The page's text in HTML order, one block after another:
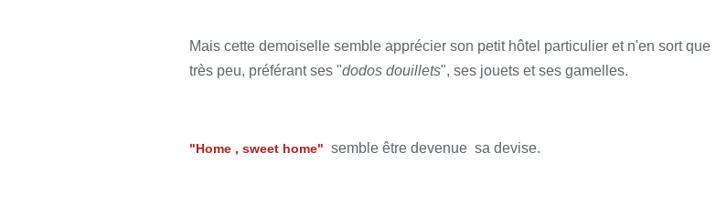
Mais cette demoiselle semble apprécier son petit hôtel particulier et n'en sort que
très peu, préférant ses "dodos douillets", ses jouets et ses gamelles.
"Home , sweet home" semble être devenue sa devise.